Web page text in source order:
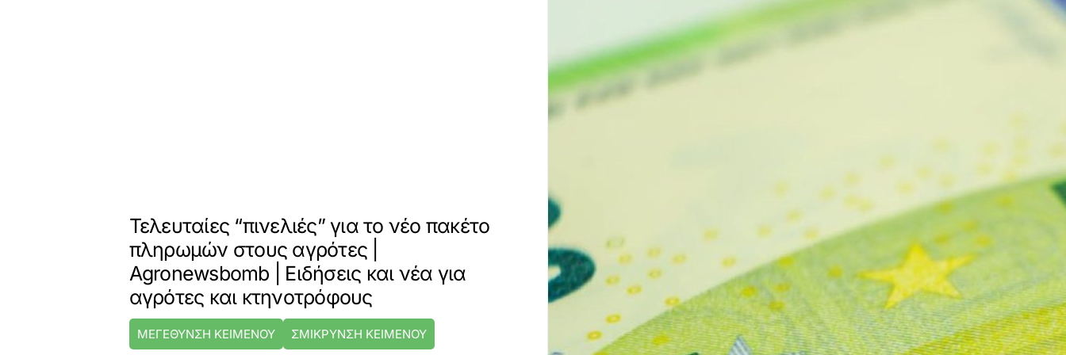
Τελευταίες “πινελιές” για το νέο πακέτο
πληρωμών στους αγρότες |
Agronewsbomb | Ειδήσεις και νέα για
αγρότες και κτηνοτρόφους
ΜΕΓΕΘΥΝΣΗ ΚΕΙΜΕΝΟΥ ΣΜΙΚΡΥΝΣΗ ΚΕΙΜΕΝΟΥ